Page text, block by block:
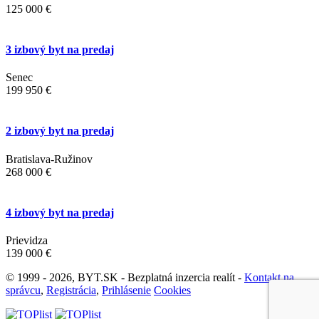
125 000 €
3 izbový byt na predaj
Senec
199 950 €
2 izbový byt na predaj
Bratislava-Ružinov
268 000 €
4 izbový byt na predaj
Prievidza
139 000 €
© 1999 - 2026, BYT.SK - Bezplatná inzercia realít - Kontakt na
správcu, Registrácia, Prihlásenie Cookies